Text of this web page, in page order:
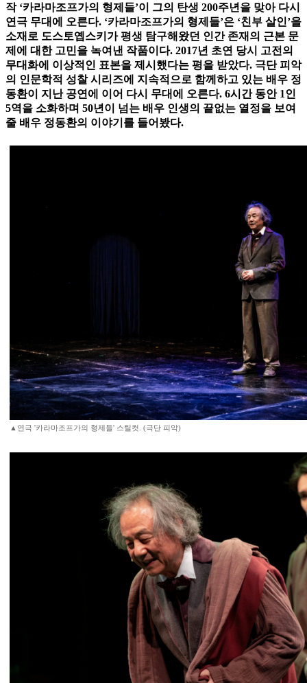
작 ‘카라마조프가의 형제들’이 그의 탄생 200주년을 맞아 다시
연극 무대에 오른다. ‘카라마조프가의 형제들’은 ‘친부 살인’을
소재로 도스토옙스키가 평생 탐구해왔던 인간 존재의 근본 문
제에 대한 고민을 녹여낸 작품이다. 2017년 초연 당시 고전의
무대화에 이상적인 표본을 제시했다는 평을 받았다. 극단 피악
의 인문학적 성찰 시리즈에 지속적으로 함께하고 있는 배우 정
동환이 지난 공연에 이어 다시 무대에 오른다. 6시간 동안 1인
5역을 소화하며 50년이 넘는 배우 인생의 끝없는 열정을 보여
줄 배우 정동환의 이야기를 들어봤다.
▲연극 '카라마조프가의 형제들' 스틸컷. (극단 피악)